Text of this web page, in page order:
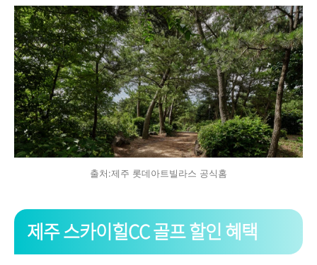
출처:제주 롯데아트빌라스 공식홈
제주 스카이힐CC 골프 할인 혜택